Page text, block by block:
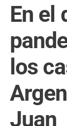
En el
los
Juan